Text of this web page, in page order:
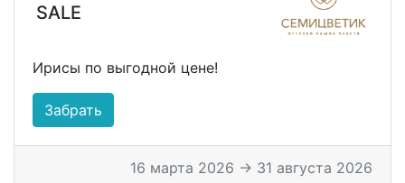
SALE
Ирисы по выгодной цене!
Забрать
16 марта 2026 → 31 августа 2026